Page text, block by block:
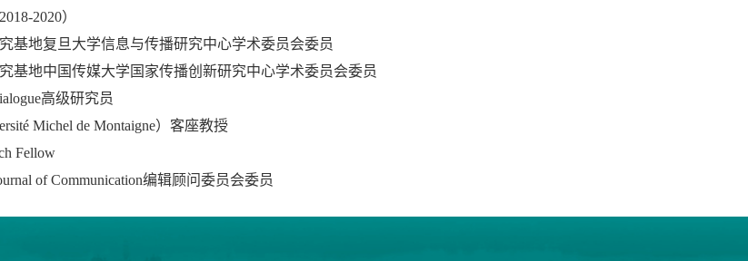
2020）
基地复旦大学信息与传播研究中心学术委员会委员
基地中国传媒大学国家传播创新研究中心学术委员会委员
高级研究员
Michel de Montaigne）客座教授
Fellow
of Communication编辑顾问委员会委员